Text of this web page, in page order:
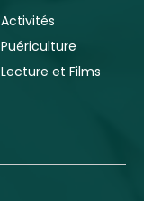
Activités
Puériculture
Lecture et Films